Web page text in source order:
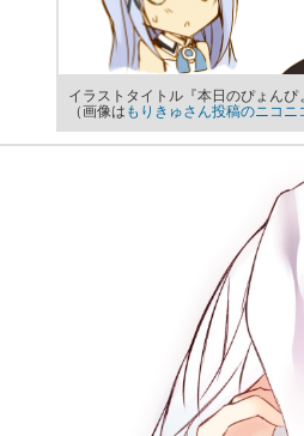
イラストタイトル『本日のぴょんぴ
（画像は もりきゅさん投稿のニコニ